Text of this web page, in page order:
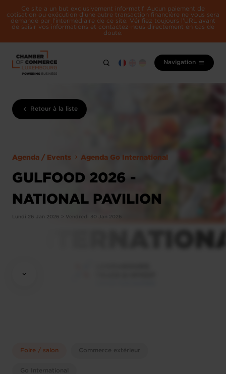
Ce site a un but exclusivement informatif. Aucun paiement de
cotisation ou exécution d'une autre transaction financière ne vous sera
demandé par l'intermédiaire de ce site. Vérifiez toujours l'URL avant
de saisir vos informations et contactez-nous directement en cas de
doute.
Navigation
Retour à la liste
Agenda / Events Agenda Go International
GULFOOD 2026 -
NATIONAL PAVILION
Lundi 26 Jan 2026 > Vendredi 30 Jan 2026
Foire / salon Commerce extérieur
Go International